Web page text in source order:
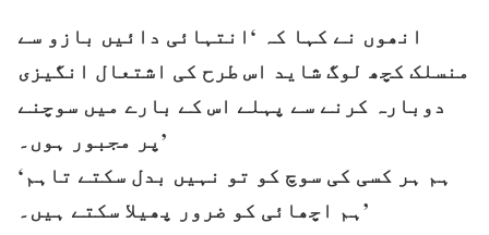
انھوں نے کہا کہ ‘انتہائی دائیں بازو سے
منسلک کچھ لوگ شاید اس طرح کی اشتعال انگیزی
دوبارہ کرنے سے پہلے اس کے بارے میں سوچنے
پر مجبور ہوں۔’
‘ہم ہر کسی کی سوچ کو تو نہیں بدل سکتے تاہم
ہم اچھائی کو ضرور پھیلا سکتے ہیں۔’